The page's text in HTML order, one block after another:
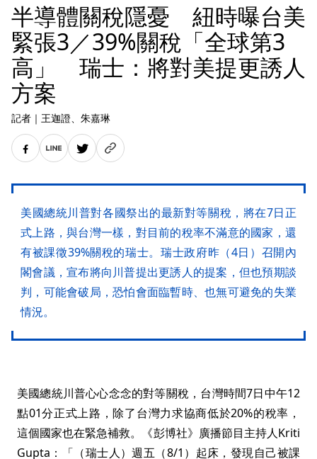
半導體關稅隱憂 紐時曝台美
緊張3／39%關稅「全球第3
高」 瑞士：將對美提更誘人
方案
記者 ｜ 王迦證、朱嘉琳
美國總統川普對各國祭出的最新對等關稅，將在7日正
式上路，與台灣一樣，對目前的稅率不滿意的國家，還
有被課徵39%關稅的瑞士。瑞士政府昨（4日）召開內
閣會議，宣布將向川普提出更誘人的提案，但也預期談
判，可能會破局，恐怕會面臨暫時、也無可避免的失業
情況。
美國總統川普心心念念的對等關稅，台灣時間7日中午12
點01分正式上路，除了台灣力求協商低於20%的稅率，
這個國家也在緊急補救。《彭博社》廣播節目主持人Kriti
Gupta：「（瑞士人）週五（8/1）起床，發現自己被課